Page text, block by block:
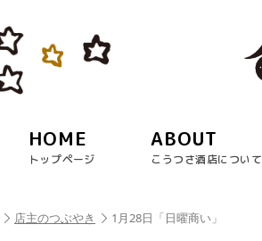
HOME
トップページ
ABOUT
こうつさ酒店について
店主のつぶやき 1月28日「日曜商い」